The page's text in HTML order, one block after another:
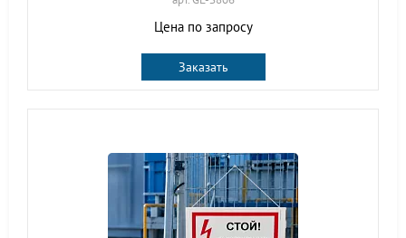
Цена по запросу
Заказать